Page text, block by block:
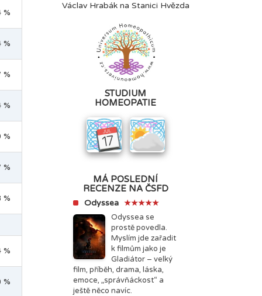
%
%
%
%
%
%
%
%
%
Václav Hrabák na Stanici Hvězda
STUDIUM
HOMEOPATIE
MÁ POSLEDNÍ
RECENZE NA ČSFD
Odyssea ★★★★★
Odyssea se
prostě povedla.
Myslím jde zařadit
k filmům jako je
Gladiátor – velký
film, příběh, drama, láska,
emoce, „správňáckost“ a
ještě něco navíc.